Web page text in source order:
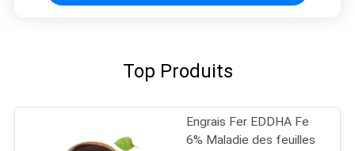
Top Produits
Engrais Fer EDDHA Fe
6% Maladie des feuilles